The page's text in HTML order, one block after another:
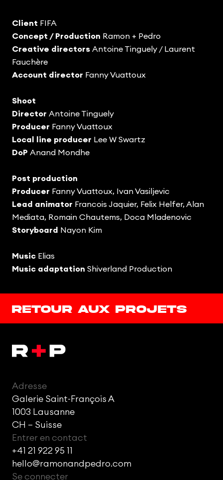
Client FIFA
Concept / Production Ramon + Pedro
Creative directors Antoine Tinguely / Laurent
Fauchère
Account director Fanny Vuattoux
Shoot
Director Antoine Tinguely
Producer Fanny Vuattoux
Local line producer Lee W Swartz
DoP Anand Mondhe
Post production
Producer Fanny Vuattoux, Ivan Vasiljevic
Lead animator Francois Jaquier, Felix Helfer, Alan
Mediata, Romain Chautems, Doca Mladenovic
Storyboard
Nayon Kim
Music Elias
Music adaptation Shiverland Production
Retour aux projets
Adresse
Galerie Saint-François A
1003 Lausanne
CH – Suisse
Entrer en contact
+41 21 922 95 11
hello@ramonandpedro.com
Se connecter